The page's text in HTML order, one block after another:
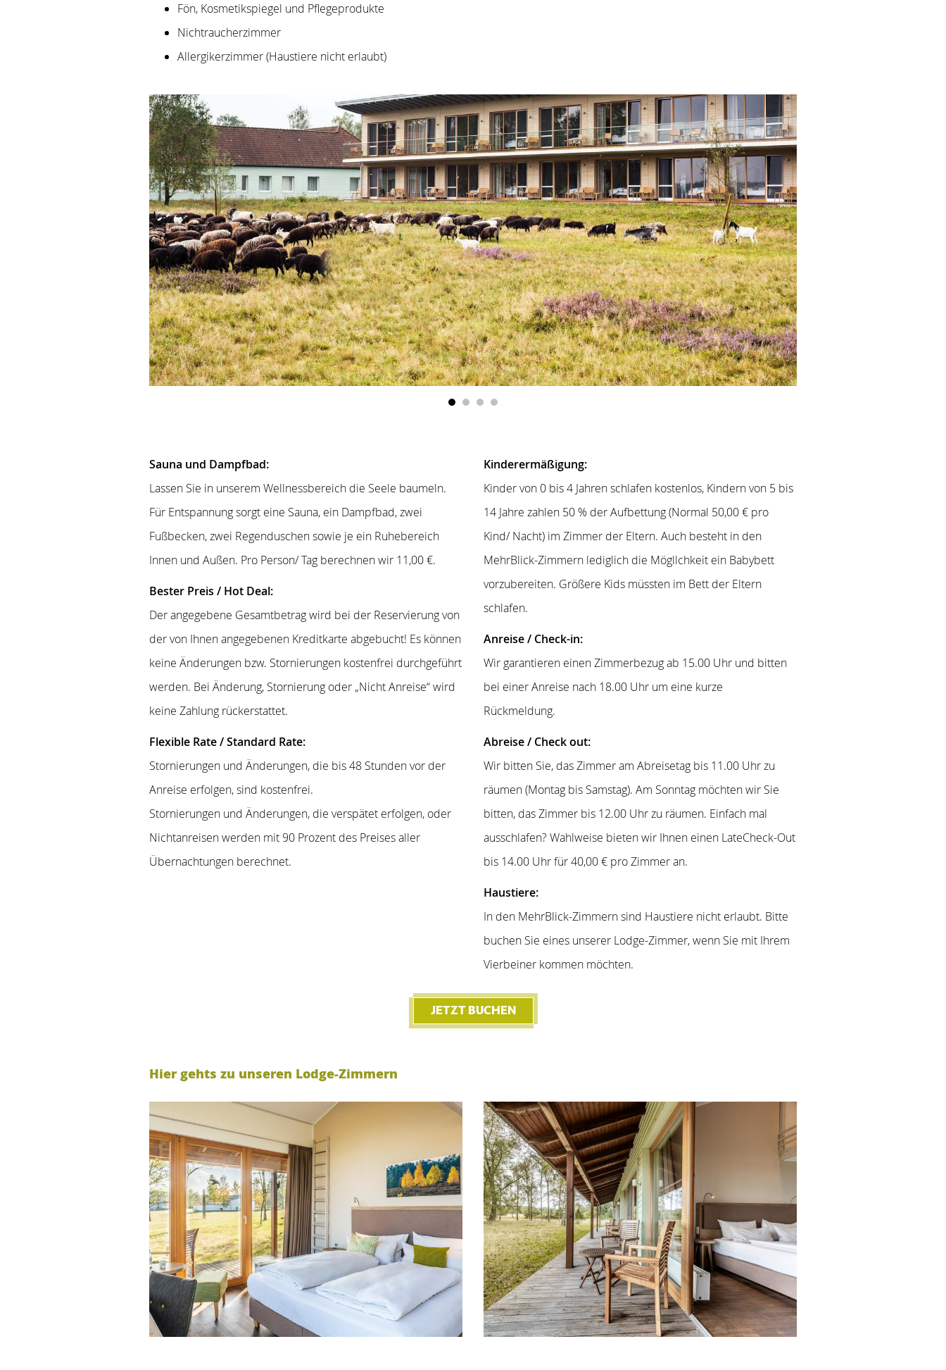
Fön, Kosmetikspiegel und Pflegeprodukte
Nichtraucherzimmer
Allergikerzimmer (Haustiere nicht erlaubt)
Sauna und Dampfbad:
Lassen Sie in unserem Wellnessbereich die Seele baumeln.
Für Entspannung sorgt eine Sauna, ein Dampfbad, zwei
Fußbecken, zwei Regenduschen sowie je ein Ruhebereich
Innen und Außen. Pro Person/ Tag berechnen wir 11,00 €.
Bester Preis / Hot Deal:
Der angegebene Gesamtbetrag wird bei der Reservierung von
der von Ihnen angegebenen Kreditkarte abgebucht! Es können
keine Änderungen bzw. Stornierungen kostenfrei durchgeführt
werden. Bei Änderung, Stornierung oder „Nicht Anreise“ wird
keine Zahlung rückerstattet.
Flexible Rate / Standard Rate:
Stornierungen und Änderungen, die bis 48 Stunden vor der
Anreise erfolgen, sind kostenfrei.
Stornierungen und Änderungen, die verspätet erfolgen, oder
Nichtanreisen werden mit 90 Prozent des Preises aller
Übernachtungen berechnet.
Kinderermäßigung:
Kinder von 0 bis 4 Jahren schlafen kostenlos, Kindern von 5 bis
14 Jahre zahlen 50 % der Aufbettung (Normal 50,00 € pro
Kind/ Nacht) im Zimmer der Eltern. Auch besteht in den
MehrBlick-Zimmern lediglich die Mögllchkeit ein Babybett
vorzubereiten. Größere Kids müssten im Bett der Eltern
schlafen.
Anreise / Check-in:
Wir garantieren einen Zimmerbezug ab 15.00 Uhr und bitten
bei einer Anreise nach 18.00 Uhr um eine kurze
Rückmeldung.
Abreise / Check out:
Wir bitten Sie, das Zimmer am Abreisetag bis 11.00 Uhr zu
räumen (Montag bis Samstag). Am Sonntag möchten wir Sie
bitten, das Zimmer bis 12.00 Uhr zu räumen. Einfach mal
ausschlafen? Wahlweise bieten wir Ihnen einen LateCheck-Out
bis 14.00 Uhr für 40,00 € pro Zimmer an.
Haustiere:
In den MehrBlick-Zimmern sind Haustiere nicht erlaubt. Bitte
buchen Sie eines unserer Lodge-Zimmer, wenn Sie mit Ihrem
Vierbeiner kommen möchten.
JETZT BUCHEN
Hier gehts zu unseren Lodge-Zimmern